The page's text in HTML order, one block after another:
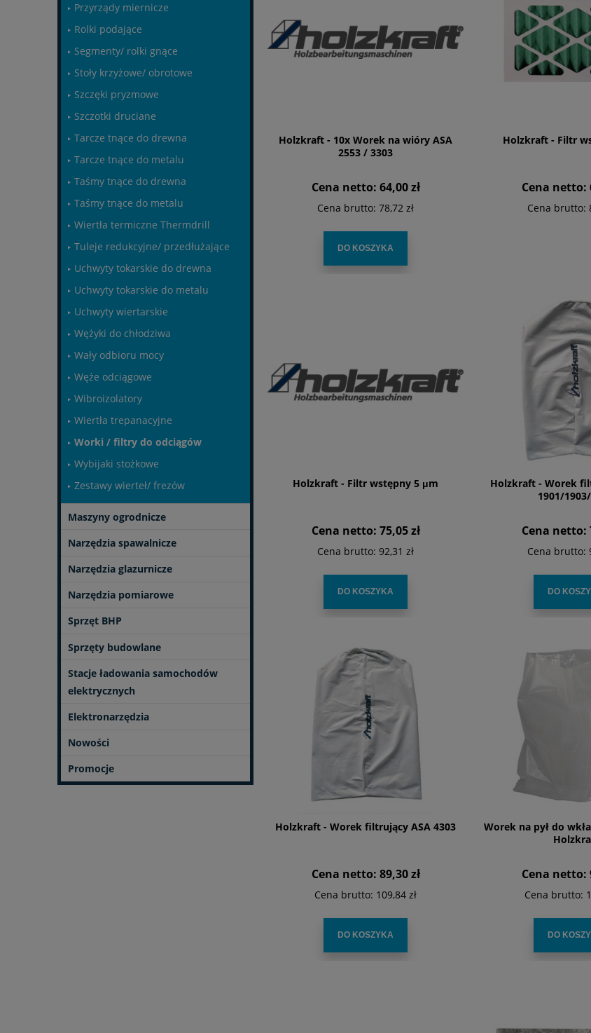
Przyrządy miernicze
Rolki podające
Segmenty/ rolki gnące
Stoły krzyżowe/ obrotowe
Szczęki pryzmowe
Szczotki druciane
Tarcze tnące do drewna
Tarcze tnące do metalu
Taśmy tnące do drewna
Taśmy tnące do metalu
Wiertła termiczne Thermdrill
Tuleje redukcyjne/ przedłużające
Uchwyty tokarskie do drewna
Uchwyty tokarskie do metalu
Uchwyty wiertarskie
Wężyki do chłodziwa
Wały odbioru mocy
Węże odciągowe
Wibroizolatory
Wiertła trepanacyjne
Worki / filtry do odciągów
Wybijaki stożkowe
Zestawy wierteł/ frezów
Maszyny ogrodnicze
Narzędzia spawalnicze
Narzędzia glazurnicze
Narzędzia pomiarowe
Sprzęt BHP
Sprzęty budowlane
Stacje ładowania samochodów
elektrycznych
Elektronarzędzia
Nowości
Promocje
Holzkraft - 10x Worek na wióry ASA
2553 / 3303
Cena netto: 64,00 zł
Cena brutto: 78,72 zł
DO KOSZYKA
Holzkraft - Filtr
Cena netto:
Cena brutto:
Holzkraft - Filtr wstępny 5 μm
Cena netto: 75,05 zł
Cena brutto: 92,31 zł
DO KOSZYKA
Holzkraft - Worek
1901/
Cena netto:
Cena brutto:
DO
Holzkraft - Worek filtrujący ASA 4303
Cena netto: 89,30 zł
Cena brutto: 109,84 zł
DO KOSZYKA
Worek na pył do
Cena netto:
Cena brutto:
DO